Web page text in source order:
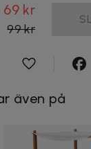
69 kr
99 kr
även på